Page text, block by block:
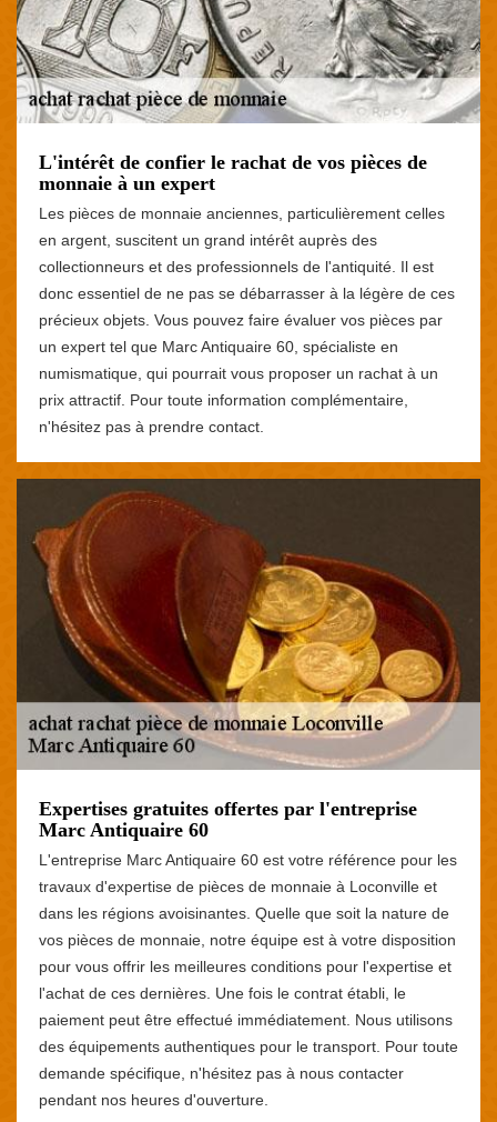
L'intérêt de confier le rachat de vos pièces de
monnaie à un expert
Les pièces de monnaie anciennes, particulièrement celles
en argent, suscitent un grand intérêt auprès des
collectionneurs et des professionnels de l'antiquité. Il est
donc essentiel de ne pas se débarrasser à la légère de ces
précieux objets. Vous pouvez faire évaluer vos pièces par
un expert tel que Marc Antiquaire 60, spécialiste en
numismatique, qui pourrait vous proposer un rachat à un
prix attractif. Pour toute information complémentaire,
n'hésitez pas à prendre contact.
Expertises gratuites offertes par l'entreprise
Marc Antiquaire 60
L'entreprise Marc Antiquaire 60 est votre référence pour les
travaux d'expertise de pièces de monnaie à Loconville et
dans les régions avoisinantes. Quelle que soit la nature de
vos pièces de monnaie, notre équipe est à votre disposition
pour vous offrir les meilleures conditions pour l'expertise et
l'achat de ces dernières. Une fois le contrat établi, le
paiement peut être effectué immédiatement. Nous utilisons
des équipements authentiques pour le transport. Pour toute
demande spécifique, n'hésitez pas à nous contacter
pendant nos heures d'ouverture.